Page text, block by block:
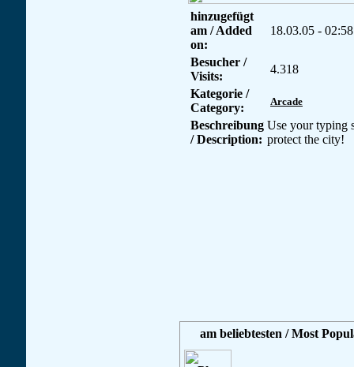
hinzugefügt
am / Added
on:
18.03.05 - 02:58
Besucher /
Visits:
4.318
Kategorie /
Category:
Arcade
Beschreibung
/ Description:
Use your typing
protect the city!
am beliebtesten / Most